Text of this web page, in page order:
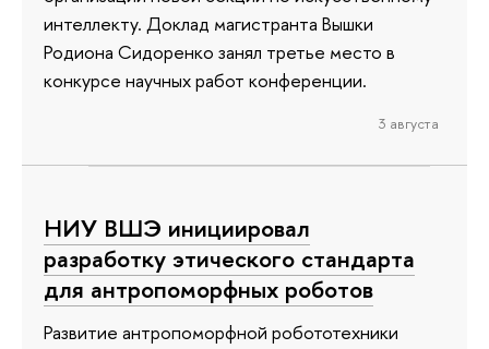
интеллекту. Доклад магистранта Вышки
Родиона Сидоренко занял третье место в
конкурсе научных работ конференции.
3 августа
НИУ ВШЭ инициировал
разработку этического стандарта
для антропоморфных роботов
Развитие антропоморфной робототехники